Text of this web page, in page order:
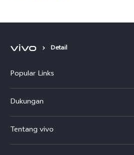
Detail
Popular Links
T5
T5 Pro
Dukungan
Service Center
Tentang vivo